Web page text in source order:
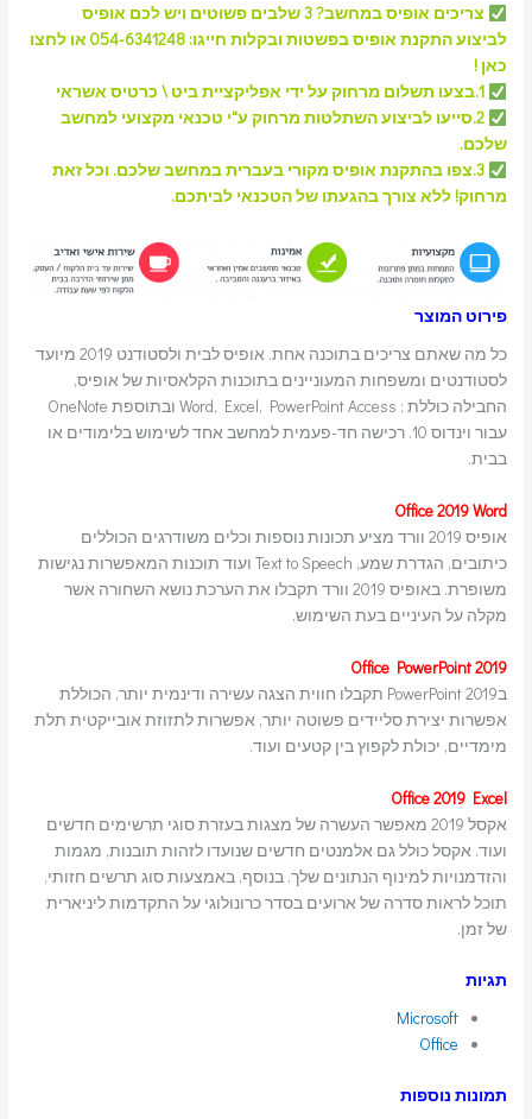
צריכים אופיסבמחשב? 3 שלבים פשוטים ויש לכם אופיס
לביצוע התקנת אופיס בפשטות ובקלות חייגו:
054-6341248 או לחצו
כאן !
2.סייעו לביצוע השתלטות מרחוק ע"י טכנאי מקצועי למחשב
שלכם.
3.צפו בהתקנת אופיס מקורי בעברית במחשב שלכם. וכל זאת
מרחוק! ללא צורך בהגעתו של הטכנאי לביתכם.
פירוט המוצר
כל מה שאתם צריכים בתוכנה אחת. אופיס לבית ולסטודנט 2019 מיועד
לסטודנטים ומשפחות המעוניינים בתוכנות הקלאסיות של אופיס,
החבילה כוללת : Word, Excel, PowerPoint Access ובתוספת OneNote
עבור וינדוס 10. רכישה חד-פעמית למחשב אחד לשימוש בלימודים או
בבית.
Office 2019 Word
אופיס 2019 וורד מציע תכונות נוספות וכלים משודרגים הכוללים
כיתובים, הגדרת שמע, Text to Speech ועוד תוכנות המאפשרות נגישות
משופרת. באופיס 2019 וורד תקבלו את הערכת נושא השחורה אשר
מקלה על העיניים בעת השימוש.
Office PowerPoint 2019
בPowerPoint 2019 תקבלו חווית הצגה עשירה ודינמית יותר, הכוללת
אפשרות יצירת סליידים פשוטה יותר, אפשרות לתזוזת אובייקטית תלת
מימדיים, יכולת לקפוץ בין קטעים ועוד.
Office 2019 Excel
אקסל 2019 מאפשר העשרה של מצגות בעזרת סוגי תרשימים חדשים
ועוד. אקסל כולל גם אלמנטים חדשים שנועדו לזהות תובנות, מגמות
והזדמנויות למינוף הנתונים שלך. בנוסף, באמצעות סוג תרשים חזותי,
תוכל לראות סדרה של ארועים בסדר כרונולוגי על התקדמות ליניארית
של זמן.
תגיות
Microsoft
Office
תמונות נוספות